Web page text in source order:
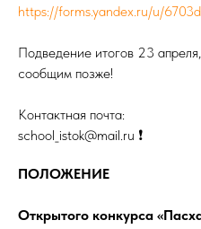
https://forms.yandex.ru/u/
Подведение итогов 23
сообщим позже!
Контактная почта:
school_istok@mail.ru ❗
ПОЛОЖЕНИЕ
Открытого конкурса